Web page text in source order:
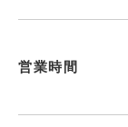
営業時間